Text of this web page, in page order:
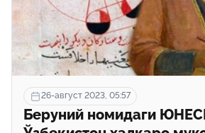
26-август 2023, 05:57
Беруний номидаги